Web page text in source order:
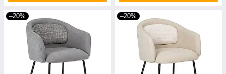
–20% –20%